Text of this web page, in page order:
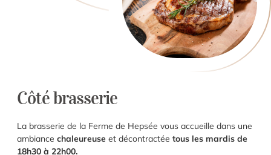
Côté brasserie
La brasserie de la Ferme de Hepsée vous accueille dans une
ambiance chaleureuse et décontractée tous les mardis de
18h30 à 22h00.